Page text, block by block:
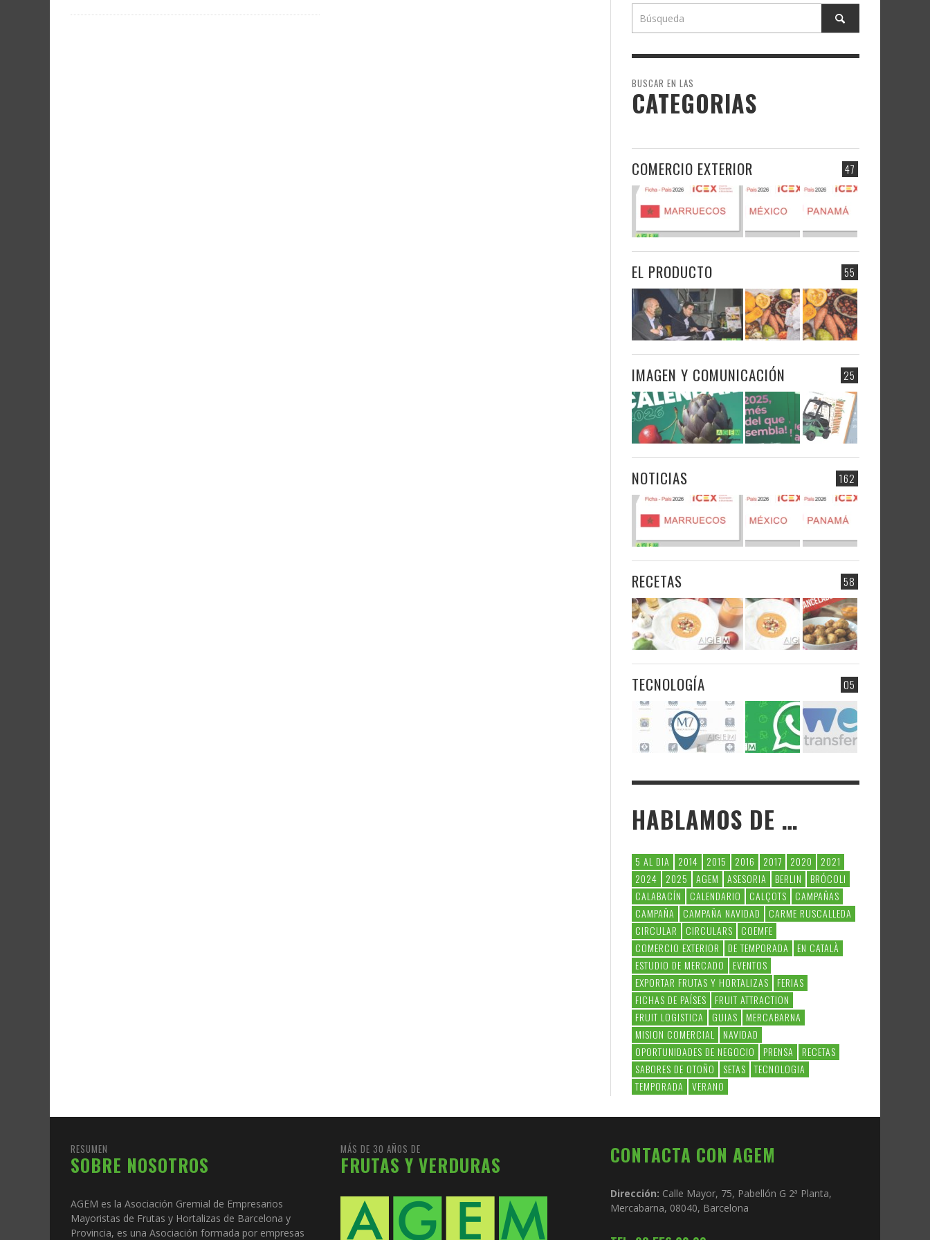
BUSCAR EN LAS
CATEGORIAS
47
COMERCIO EXTERIOR
55
EL PRODUCTO
25
IMAGEN Y COMUNICACIÓN
162
NOTICIAS
58
RECETAS
05
TECNOLOGÍA
HABLAMOS DE …
5 AL DIA 2014 2015 2016 2017 2020
2021
2024
2025 AGEM ASESORIA BERLIN
BRÓCOLI
CALABACÍN
CALENDARIO CALÇOTS
CAMPAÑAS
CAMPAÑA
CAMPAÑA NAVIDAD
CARME RUSCALLEDA
CIRCULAR
CIRCULARS
COEMFE
COMERCIO EXTERIOR
DE TEMPORADA
EN CATALÀ
ESTUDIO DE MERCADO
EVENTOS
EXPORTAR FRUTAS Y HORTALIZAS
FERIAS
FICHAS DE PAÍSES
FRUIT ATTRACTION
FRUIT LOGISTICA
GUIAS
MERCABARNA
MISION COMERCIAL
NAVIDAD
OPORTUNIDADES DE NEGOCIO
PRENSA
RECETAS
SABORES DE OTOÑO
SETAS
TECNOLOGIA
TEMPORADA
VERANO
RESUMEN
SOBRE NOSOTROS
AGEM es la Asociación Gremial de Empresarios
Mayoristas de Frutas y Hortalizas de Barcelona y
Provincia, es una Asociación formada por empresas
MÁS DE 30 AÑOS DE
FRUTAS Y VERDURAS CONTACTA CON AGEM
Dirección: Calle Mayor, 75, Pabellón G 2ª Planta,
Mercabarna, 08040, Barcelona